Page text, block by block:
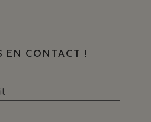
EN CONTACT !